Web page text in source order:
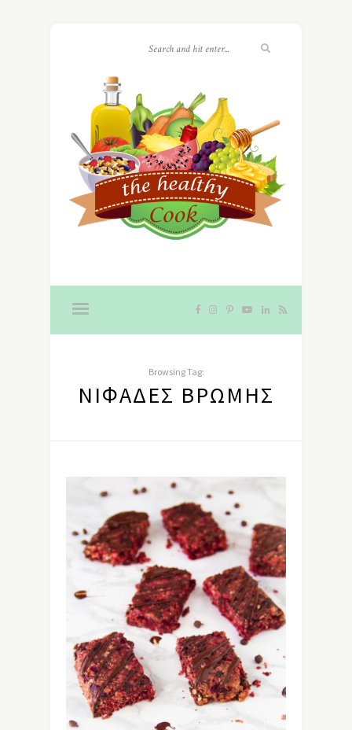
Browsing Tag:
ΝΙΦΆΔΕΣ ΒΡΏΜΗΣ